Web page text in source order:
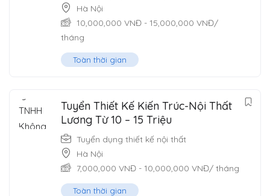
Hà Nội
10,000,000 VNĐ - 15,000,000 VNĐ/
tháng
Toàn thời gian
Tuyển Thiết Kế Kiến Trúc-Nội Thất
Lương Từ 10 – 15 Triệu
Tuyển dụng thiết kế nội thất
Hà Nội
7,000,000 VNĐ - 10,000,000 VNĐ/ tháng
Toàn thời gian